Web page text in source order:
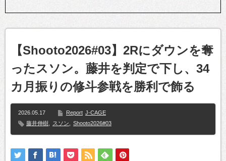
【Shooto2026#03】2Rにダウンを奪
ったスソン。藤井を判定で下し、34
カ月振りの修斗参戦を勝利で飾る
2026.05.17 Report J-CAGE
藤井伸樹
スソン Shooto2026#03